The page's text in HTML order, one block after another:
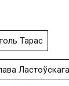
Тарас
Ластоўскага